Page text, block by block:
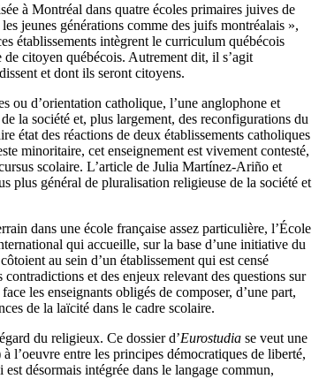
à Montréal dans quatre écoles primaires juives de
jeunes générations comme des juifs montréalais »,
établissements intègrent le curriculum québécois
citoyen québécois. Autrement dit, il s’agit
et dont ils seront citoyens.
ou d’orientation catholique, l’une anglophone et
la société et, plus largement, des reconfigurations du
état des réactions de deux établissements catholiques
minoritaire, cet enseignement est vivement contesté,
scolaire. L’article de Julia Martínez-Ariño et
plus général de pluralisation religieuse de la société et
dans une école française assez particulière, l’École
qui accueille, sur la base d’une initiative du
au sein d’un établissement qui est censé
et des enjeux relevant des questions sur
les enseignants obligés de composer, d’une part,
de la laïcité dans le cadre scolaire.
du religieux. Ce dossier d’Eurostudia se veut une
l’oeuvre entre les principes démocratiques de liberté,
désormais intégrée dans le langage commun,